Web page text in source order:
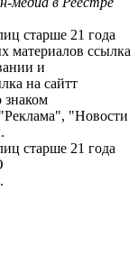
старше 21 года
материалов ссылка
и
на сайтт
знаком
"Новости
старше 21 года